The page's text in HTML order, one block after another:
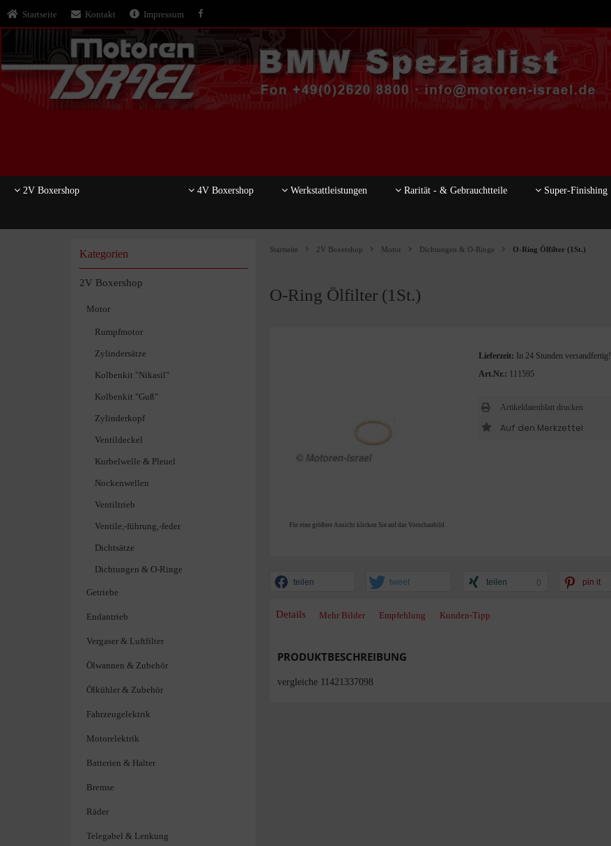
Startseite Kontakt Impressum
2V Boxershop 4V Boxershop Werkstattleistungen Rarität - & Gebrauchtteile Super-Finishing
Startseite 2V Boxershop Motor Dichtungen & O-Ringe O-Ring Ölfilter (1St.)
O-Ring Ölfilter (1St.)
Für eine größere Ansicht klicken Sie auf das Vorschaubild
Lieferzeit:
In 24 Stunden versandfertig!
Art.Nr.: 111595
Artikeldatenblatt drucken
teilen tweet teilen 0 pin it
Details Mehr Bilder Empfehlung Kunden-Tipp
PRODUKTBESCHREIBUNG
vergleiche 11421337098
Kategorien
2V Boxershop
Motor
Rumpfmotor
Zylindersätze
Kolbenkit "Nikasil"
Kolbenkit "Guß"
Zylinderkopf
Ventildeckel
Kurbelwelle & Pleuel
Nockenwellen
Ventiltrieb
Ventile,-führung,-feder
Dichtsätze
Dichtungen & O-Ringe
Getriebe
Endantrieb
Vergaser & Luftfilter
Ölwannen & Zubehör
Ölkühler & Zubehör
Fahrzeugelektrik
Motorelektrik
Batterien & Halter
Bremse
Räder
Telegabel & Lenkung